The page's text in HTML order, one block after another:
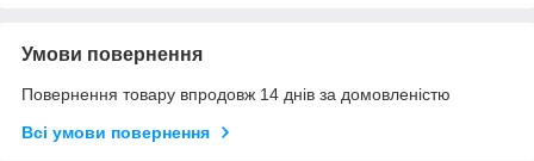
Умови повернення
Повернення товару впродовж 14 днів за домовленістю
Всі умови повернення